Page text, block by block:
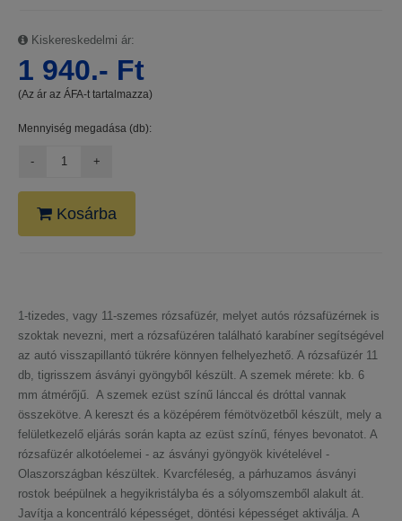
Kiskereskedelmi ár:
1 940.- Ft
(Az ár az ÁFA-t tartalmazza)
Mennyiség megadása (db):
Kosárba
1-tizedes, vagy 11-szemes rózsafüzér, melyet autós rózsafüzérnek is
szoktak nevezni, mert a rózsafüzéren található karabíner segítségével
az autó visszapillantó tükrére könnyen felhelyezhető. A rózsafüzér 11
db, tigrisszem ásványi gyöngyből készült. A szemek mérete: kb. 6
mm átmérőjű. A szemek ezüst színű lánccal és dróttal vannak
összekötve. A kereszt és a középérem fémötvözetből készült, mely a
felületkezelő eljárás során kapta az ezüst színű, fényes bevonatot. A
rózsafüzér alkotóelemei - az ásványi gyöngyök kivételével -
Olaszországban készültek. Kvarcféleség, a párhuzamos ásványi
rostok beépülnek a hegyikristályba és a sólyomszemből alakult át.
Javítja a koncentráló képességet, döntési képességet aktiválja. A